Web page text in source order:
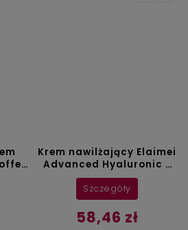
Krem nawilżający Elaimei
Advanced Hyaluronic -
50 ml
58,46 zł
Szczegóły